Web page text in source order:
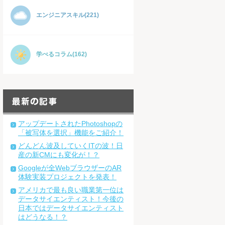
エンジニアスキル(221)
学べるコラム(162)
アップデートされたPhotoshopの
「被写体を選択」機能をご紹介！
どんどん波及していくITの波！日
産の新CMにも変化が！？
Googleが全WebブラウザーのAR
体験実装プロジェクトを発表！
アメリカで最も良い職業第一位は
データサイエンティスト！今後の
日本ではデータサイエンティスト
はどうなる！？